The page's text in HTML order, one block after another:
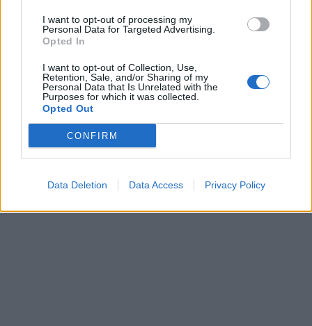
I want to opt-out of processing my
Personal Data for Targeted Advertising.
Opted In
I want to opt-out of Collection, Use,
Retention, Sale, and/or Sharing of my
Personal Data that Is Unrelated with the
Purposes for which it was collected.
Opted Out
CONFIRM
Data Deletion Data Access Privacy Policy